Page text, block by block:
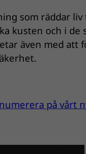
som räddar
kusten och i
även med
på vårt